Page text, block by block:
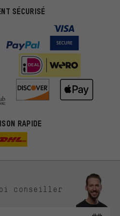
SÉCURISÉ
RAPIDE
conseiller
nous afficherons des offres plus